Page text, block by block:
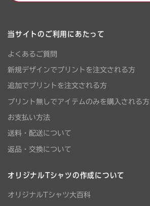
当サイトのご利用にあたって
よくあるご質問
新規デザインでプリントを注文される方
追加でプリントを注文される方
プリント無しでアイテムのみを購入される方
お支払い方法
送料・配送について
返品・交換について
オリジナルTシャツの作成について
オリジナルTシャツ大百科